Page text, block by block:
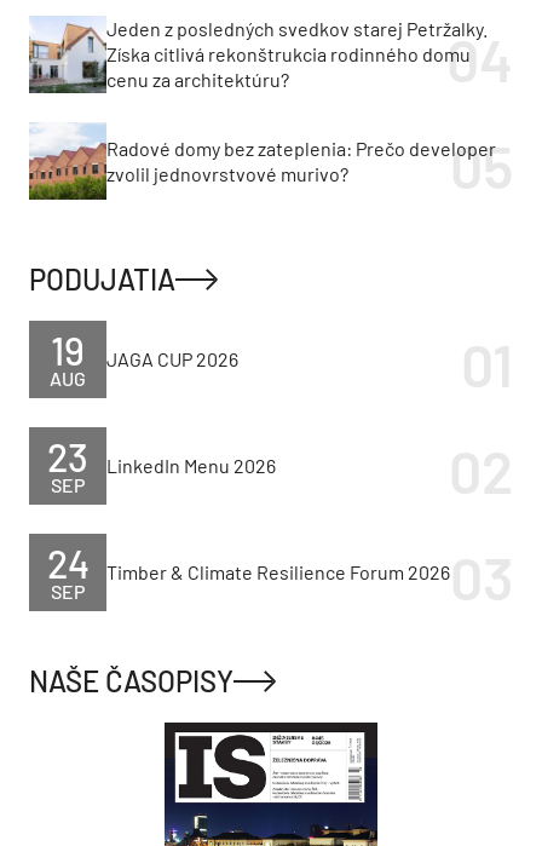
Jeden z posledných svedkov starej Petržalky.
Získa citlivá rekonštrukcia rodinného domu
cenu za architektúru?
Radové domy bez zateplenia: Prečo developer
zvolil jednovrstvové murivo?
PODUJATIA
AUG
19 JAGA CUP 2026
SEP
23 LinkedIn Menu 2026
SEP
24 Timber & Climate Resilience Forum 2026
NAŠE ČASOPISY